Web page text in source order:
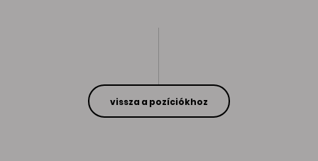
vissza a pozíciókhoz